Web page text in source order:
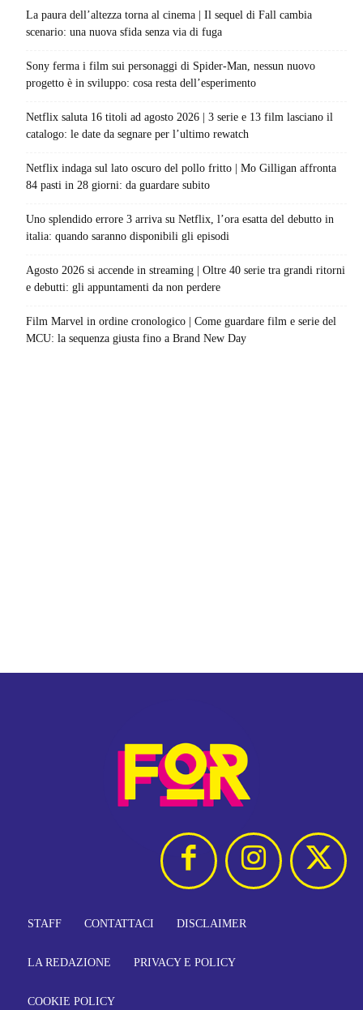
La paura dell’altezza torna al cinema | Il sequel di Fall cambia
scenario: una nuova sfida senza via di fuga
Sony ferma i film sui personaggi di Spider-Man, nessun nuovo
progetto è in sviluppo: cosa resta dell’esperimento
Netflix saluta 16 titoli ad agosto 2026 | 3 serie e 13 film lasciano il
catalogo: le date da segnare per l’ultimo rewatch
Netflix indaga sul lato oscuro del pollo fritto | Mo Gilligan affronta
84 pasti in 28 giorni: da guardare subito
Uno splendido errore 3 arriva su Netflix, l’ora esatta del debutto in
italia: quando saranno disponibili gli episodi
Agosto 2026 si accende in streaming | Oltre 40 serie tra grandi ritorni
e debutti: gli appuntamenti da non perdere
Film Marvel in ordine cronologico | Come guardare film e serie del
MCU: la sequenza giusta fino a Brand New Day
STAFF CONTATTACI DISCLAIMER
LA REDAZIONE PRIVACY E POLICY
COOKIE POLICY